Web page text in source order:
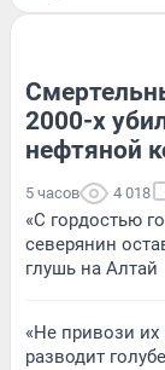
2000-х
нефтяной
5 часов 4 018
«С гордостью
северянин
глушь на Алтай
«Не привози их
разводит